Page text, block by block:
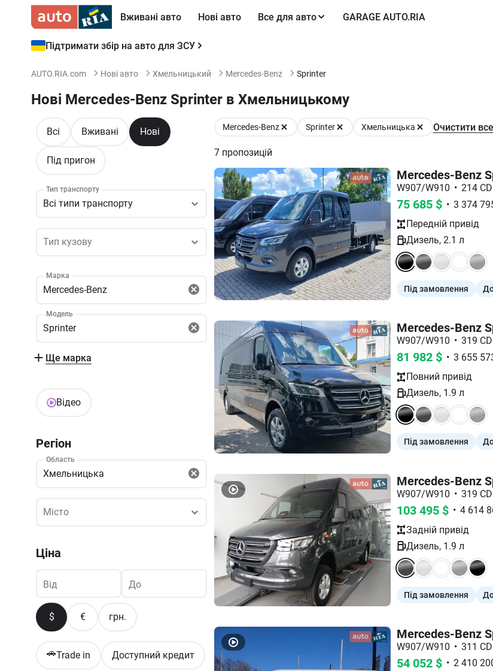
Вживані авто Нові авто Все для авто GARAGE AUTO.RIA
Підтримати збір на авто для ЗСУ
AUTO.RIA.com Нові авто Хмельницький Mercedes-Benz Sprinter
Нові Mercedes-Benz Sprinter в Хмельницькому
Всі Вживані Нові
Під пригон
Тип транспорту
Всі типи транспорту
Тип кузову
Тип кузову
Марка
Mercedes-Benz
Модель
Sprinter
Ще марка
Відео
Регіон
Область
Хмельницька
Місто
Місто
Ціна
Від До
$ € грн.
🚗Trade in Доступний кредит
Mercedes-Benz Sprinter Хмельницька Очистити все
7 пропозицій
Mercedes-Benz
W907/W910 • 214
75 685 $ • 3 374
Передній привід
Дизель, 2.1 л
Під замовлення
Mercedes-Benz
W907/W910 • 319
81 982 $ • 3 655
Повний привід
Дизель, 1.9 л
Під замовлення
Mercedes-Benz
W907/W910 • 319
103 495 $ • 4 614
Задній привід
Дизель, 1.9 л
Під замовлення
Mercedes-Benz
W907/W910 • 311
54 052 $ • 2 410